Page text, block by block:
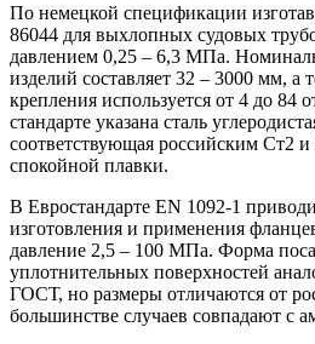
По немецкой спецификации
86044 для выхлопных судовых
давлением 0,25 – 6,3 МПа.
изделий составляет 32 – 3000 мм,
крепления используется от 4 до 84
стандарте указана сталь
соответствующая российским Ст2
спокойной плавки.
В Евростандарте EN 1092-1
изготовления и применения
давление 2,5 – 100 МПа. Форма
уплотнительных поверхностей
ГОСТ, но размеры отличаются от
большинстве случаев совпадают с